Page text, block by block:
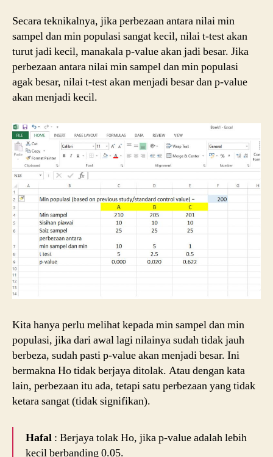
Secara teknikalnya, jika perbezaan antara nilai min
sampel dan min populasi sangat kecil, nilai t-test akan
turut jadi kecil, manakala p-value akan jadi besar. Jika
perbezaan antara nilai min sampel dan min populasi
agak besar, nilai t-test akan menjadi besar dan p-value
akan menjadi kecil.
Kita hanya perlu melihat kepada min sampel dan min
populasi, jika dari awal lagi nilainya sudah tidak jauh
berbeza, sudah pasti p-value akan menjadi besar. Ini
bermakna Ho tidak berjaya ditolak. Atau dengan kata
lain, perbezaan itu ada, tetapi satu perbezaan yang tidak
ketara sangat (tidak signifikan).
Hafal : Berjaya tolak Ho, jika p-value adalah lebih
kecil berbanding 0.05.